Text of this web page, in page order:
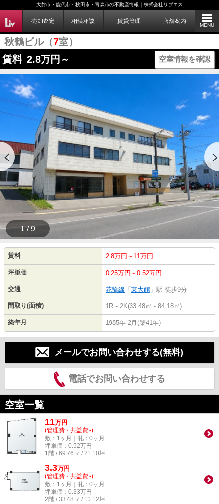
大館市・能代市・秋田市・青森市の不動産情報｜株式会社リブエス
売却査定 相続相談 賃貸管理 店舗案内
MENU
秋鶴ビル（7室）
賃料 2.8万円～ 空室情報を確認
1 / 9
賃料 2.8万円～11万円
坪単価 0.25万円～0.52万円
交通 花輪線 「 東大館 」駅 徒歩9分
間取り(面積) 1R～2K(33.48㎡～84.18㎡)
築年月 1985年 2月(築41年)
メールでお問い合わせする(無料)
電話でお問い合わせする
空室一覧
11万円
(管理費・共益費 -)
敷：1ヶ月｜礼：0ヶ月
坪単価： 0.52万円
1階 / 69.76㎡ / 21.10坪
3.3万円
(管理費・共益費 -)
敷：1ヶ月｜礼：0ヶ月
坪単価： 0.33万円
2階 / 33.48㎡ / 10.12坪